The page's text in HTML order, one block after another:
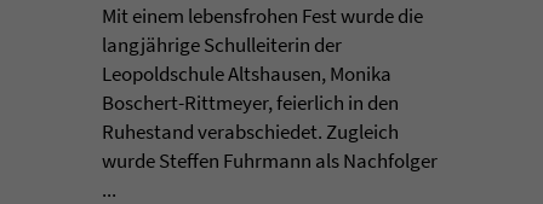
Mit einem lebensfrohen Fest wurde die
langjährige Schulleiterin der
Leopoldschule Altshausen, Monika
Boschert-Rittmeyer, feierlich in den
Ruhestand verabschiedet. Zugleich
wurde Steffen Fuhrmann als Nachfolger
...